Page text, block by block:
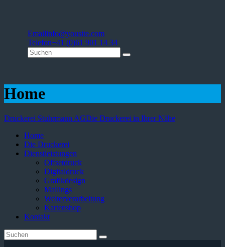
Emailinfo@yousite.com
Telefon+41 (0)61 901 14 34
Home
Druckerei Stuhrmann AGDie Druckerei in Ihrer Nähe
Home
Die Druckerei
Dienstleistungen
Offsetdruck
Digitaldruck
Grafikdesign
Mailings
Weiterverarbeitung
Kartenshop
Kontakt